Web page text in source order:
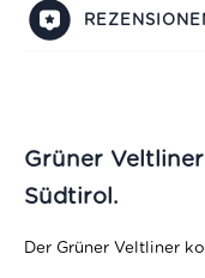
Grüner
Südtirol.
Der Grüner Veltliner